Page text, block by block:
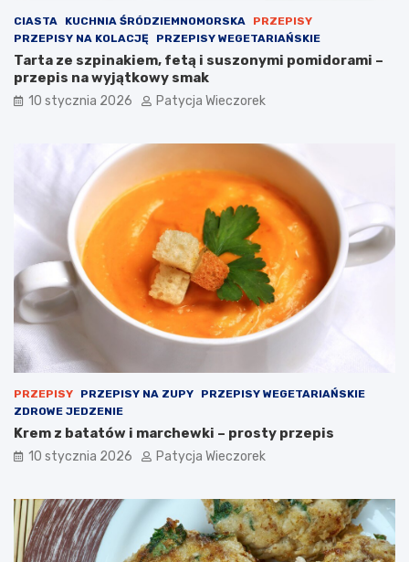
CIASTA KUCHNIA ŚRÓDZIEMNOMORSKA
PRZEPISY
PRZEPISY NA KOLACJĘ
PRZEPISY WEGETARIAŃSKIE
Tarta ze szpinakiem, fetą i suszonymi pomidorami –
przepis na wyjątkowy smak
10 stycznia 2026 Patycja Wieczorek
PRZEPISY PRZEPISY NA ZUPY
PRZEPISY WEGETARIAŃSKIE
ZDROWE JEDZENIE
Krem z batatów i marchewki – prosty przepis
10 stycznia 2026 Patycja Wieczorek